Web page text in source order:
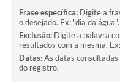
Frase específica: Digite a
o desejado. Ex: "dia da água".
Exclusão: Digite a palavra
resultados com a mesma.
Datas:As datas
do registro.